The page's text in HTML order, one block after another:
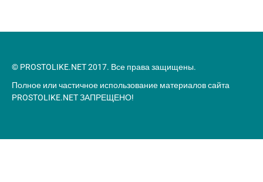
© PROSTOLIKE.NET 2017. Все права защищены.
Полное или частичное использование материалов сайта
PROSTOLIKE.NET ЗАПРЕЩЕНО!